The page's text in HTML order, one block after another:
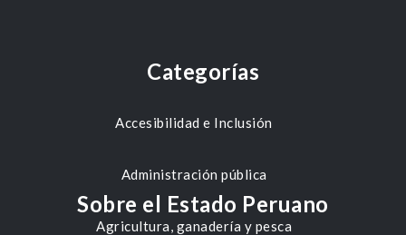
Categorías
Accesibilidad e Inclusión
Administración pública
Agricultura, ganadería y pesca
Sobre el Estado Peruano